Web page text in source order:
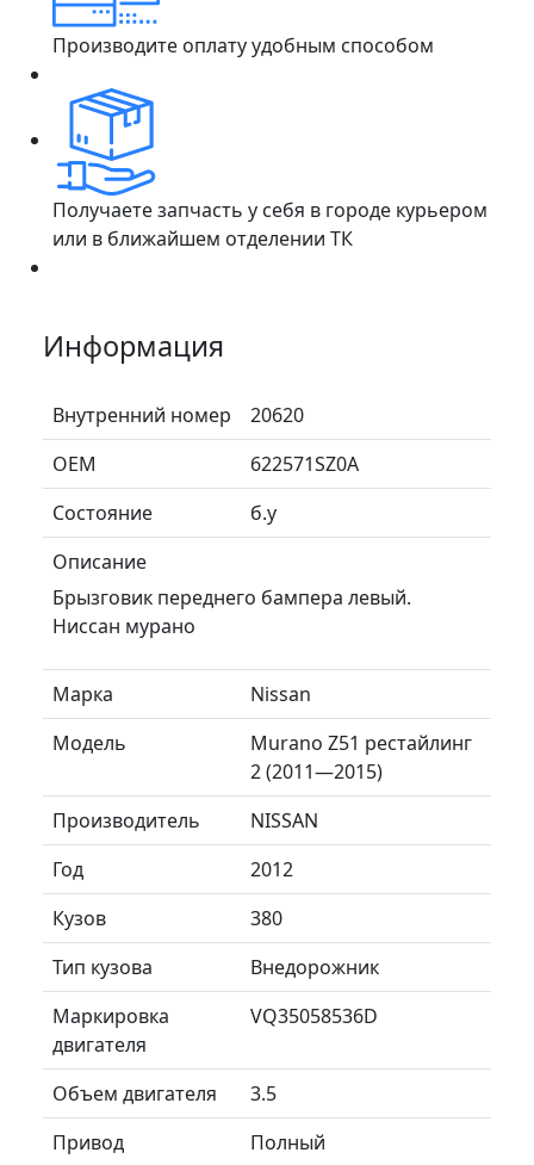
Производите оплату удобным способом
Получаете запчасть у себя в городе курьером
или в ближайшем отделении ТК
Информация
Внутренний номер
20620
ОЕМ
622571SZ0A
Состояние
б.у
Описание
Брызговик переднего бампера левый.
Ниссан мурано
Марка
Nissan
Модель
Murano Z51 рестайлинг
2 (2011—2015)
Производитель
NISSAN
Год
2012
Кузов
380
Тип кузова
Внедорожник
Маркировка
двигателя
VQ35058536D
Объем двигателя
3.5
Привод
Полный